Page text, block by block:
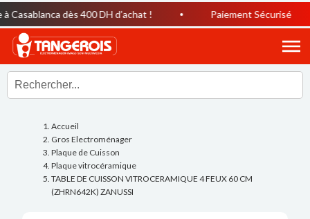
dès 400 DH d’achat ! Paiement Sécurisé
Accueil
Gros Electroménager
Plaque de Cuisson
Plaque vitrocéramique
TABLE DE CUISSON VITROCERAMIQUE 4 FEUX 60 CM
(ZHRN642K) ZANUSSI